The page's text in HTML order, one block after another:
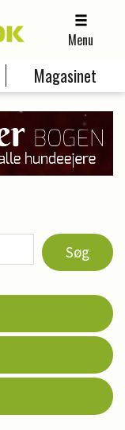
Menu
Magasinet
Søg